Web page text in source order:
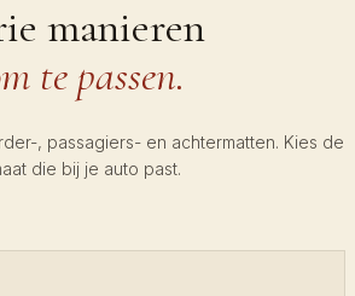
manieren
te passen.
, passagiers- en achtermatten. Kies de
die bij je auto past.